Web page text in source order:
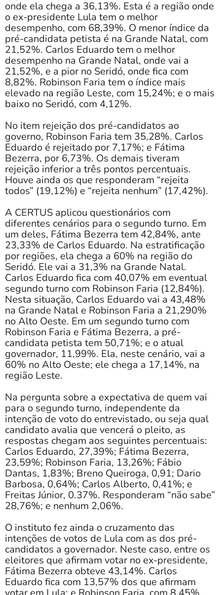
onde ela chega a 36,13%. Esta é a região onde
o ex-presidente Lula tem o melhor
desempenho, com 68,39%. O menor índice da
pré-candidata petista é na Grande Natal, com
21,52%. Carlos Eduardo tem o melhor
desempenho na Grande Natal, onde vai a
21,52%, e a pior no Seridó, onde fica com
8,82%. Robinson Faria tem o índice mais
elevado na região Leste, com 15,24%; e o mais
baixo no Seridó, com 4,12%.
No item rejeição dos pré-candidatos ao
governo, Robinson Faria tem 35,28%. Carlos
Eduardo é rejeitado por 7,17%; e Fátima
Bezerra, por 6,73%. Os demais tiveram
rejeição inferior a três pontos percentuais.
Houve ainda os que responderam “rejeita
todos” (19,12%) e “rejeita nenhum” (17,42%).
A CERTUS aplicou questionários com
diferentes cenários para o segundo turno. Em
um deles, Fátima Bezerra tem 42,84%, ante
23,33% de Carlos Eduardo. Na estratificação
por regiões, ela chega a 60% na região do
Seridó. Ele vai a 31,3% na Grande Natal.
Carlos Eduardo fica com 40,07% em eventual
segundo turno com Robinson Faria (12,84%).
Nesta situação, Carlos Eduardo vai a 43,48%
na Grande Natal e Robinson Faria a 21,290%
no Alto Oeste. Em um segundo turno com
Robinson Faria e Fátima Bezerra, a pré-
candidata petista tem 50,71%; e o atual
governador, 11,99%. Ela, neste cenário, vai a
60% no Alto Oeste; ele chega a 17,14%, na
região Leste.
Na pergunta sobre a expectativa de quem vai
para o segundo turno, independente da
intenção de voto do entrevistado, ou seja qual
candidato avalia que vencerá o pleito, as
respostas chegam aos seguintes percentuais:
Carlos Eduardo, 27,39%; Fátima Bezerra,
23,59%; Robinson Faria, 13,26%; Fábio
Dantas, 1,83%; Breno Queiroga, 0,91; Dario
Barbosa, 0,64%; Carlos Alberto, 0,41%; e
Freitas Júnior, 0.37%. Responderam “não sabe”
28,76%; e nenhum 2,06%.
O instituto fez ainda o cruzamento das
intenções de votos de Lula com as dos pré-
candidatos a governador. Neste caso, entre os
eleitores que afirmam votar no ex-presidente,
Fátima Bezerra obteve 43,14%. Carlos
Eduardo fica com 13,57% dos que afirmam